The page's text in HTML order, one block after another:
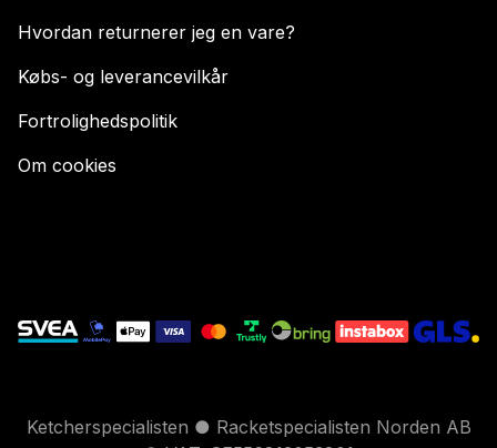
Hvordan returnerer jeg en vare?
Købs- og leverancevilkår
Fortrolighedspolitik
Om cookies
Ketcherspecialisten ● Racketspecialisten Norden AB